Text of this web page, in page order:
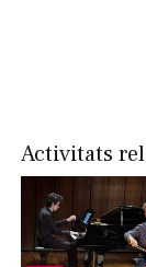
Activitats